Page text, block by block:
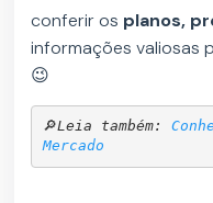
conferir os planos,
informações valiosas
😉
🔎Leia também:
Mercado